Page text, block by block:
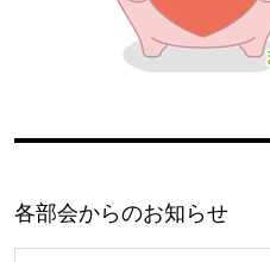
各部会からのお知らせ